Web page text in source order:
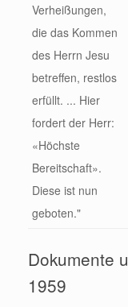
Verheißungen,
die das Kommen
des Herrn Jesu
betreffen, restlos
erfüllt. ... Hier
fordert der Herr:
«Höchste
Bereitschaft».
Diese ist nun
geboten."
Dokumente
1959